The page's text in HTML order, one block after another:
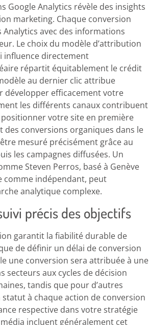
Google Analytics révèle des insights
marketing. Chaque conversion
avec des informations
Le choix du modèle d’attribution
influence directement
répartit équitablement le crédit
au dernier clic attribue
développer efficacement votre
les différents canaux contribuent
positionner votre site en première
des conversions organiques dans le
mesuré précisément grâce au
les campagnes diffusées. Un
Steven Perros, basé à Genève
comme indépendant, peut
analytique complexe.
précis des objectifs
garantit la fiabilité durable de
de définir un délai de conversion
une conversion sera attribuée à une
aux cycles de décision
tandis que pour d’autres
à chaque action de conversion
respective dans votre stratégie
incluent généralement cet